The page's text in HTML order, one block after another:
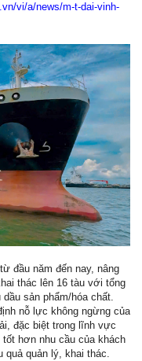
vi/a/news/m-t-dai-vinh-
đầu năm đến nay, nâng
thác lên 16 tàu với tổng
sản phẩm/hóa chất.
nỗ lực không ngừng của
đặc biệt trong lĩnh vực
hơn nhu cầu của khách
quả quản lý, khai thác.